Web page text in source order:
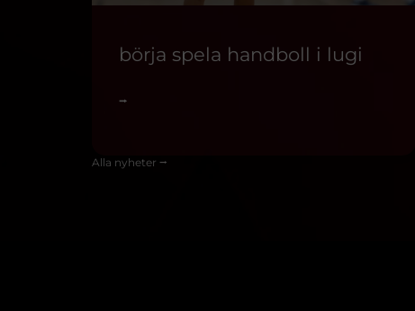
börja spela handboll i lugi
⭢
Alla nyheter ⭢